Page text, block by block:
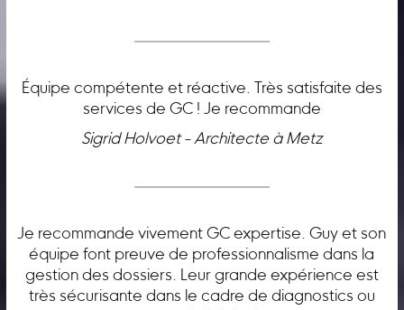
Équipe compétente et réactive. Très satisfaite des
services de GC ! Je recommande
Sigrid Holvoet - Architecte à Metz
Je recommande vivement GC expertise. Guy et son
équipe font preuve de professionnalisme dans la
gestion des dossiers. Leur grande expérience est
très sécurisante dans le cadre de diagnostics ou